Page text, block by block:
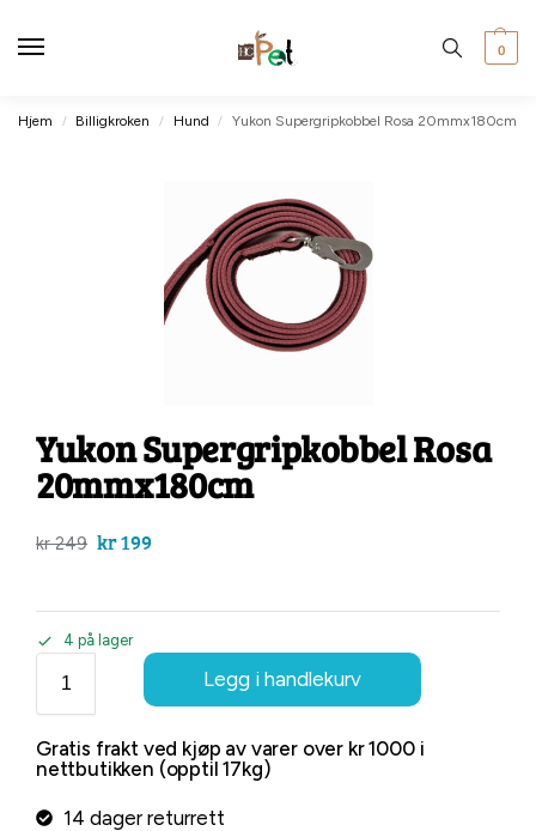
0
Hjem / Billigkroken / Hund / Yukon Supergripkobbel Rosa 20mmx180cm
Yukon Supergripkobbel Rosa
20mmx180cm
kr249 kr199
4 på lager
Legg i handlekurv
Gratis frakt ved kjøp av varer over kr 1000 i
nettbutikken (opptil 17kg)
14 dager returrett